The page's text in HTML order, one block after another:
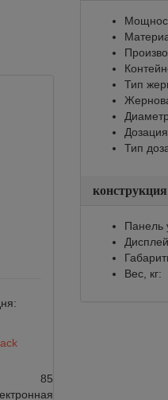
85
Сравнить
Тип
Тип
конструкция
Панель
Дисплей
Вес, кг: